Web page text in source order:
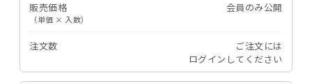
販売価格
（単価 × 入数）
会員のみ公開
注文数
ご注文には
ログイン してください